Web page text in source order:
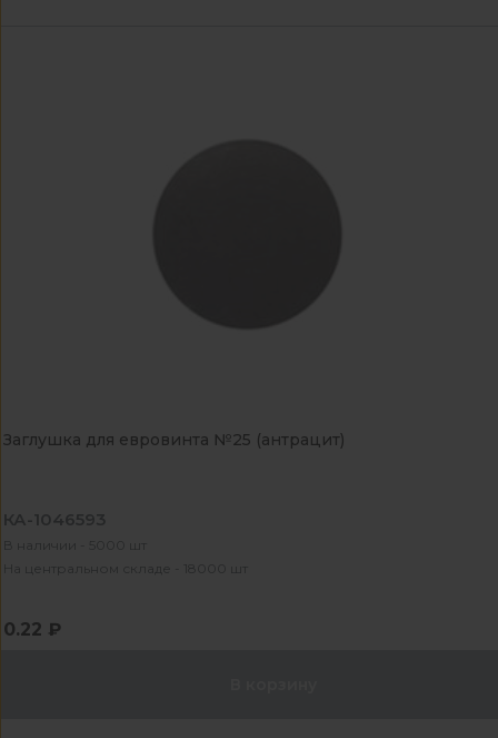
Заглушка для евровинта №25 (антрацит)
КА-1046593
В наличии - 5000 шт
На центральном складе - 18000 шт
0.22 ₽